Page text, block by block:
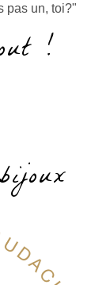
pas un, toi?"
!